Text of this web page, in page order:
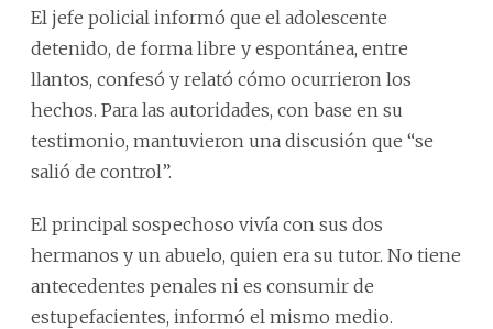
El jefe policial informó que el adolescente
detenido, de forma libre y espontánea, entre
llantos, confesó y relató cómo ocurrieron los
hechos. Para las autoridades, con base en su
testimonio, mantuvieron una discusión que “se
salió de control”.
El principal sospechoso vivía con sus dos
hermanos y un abuelo, quien era su tutor. No tiene
antecedentes penales ni es consumir de
estupefacientes, informó el mismo medio.